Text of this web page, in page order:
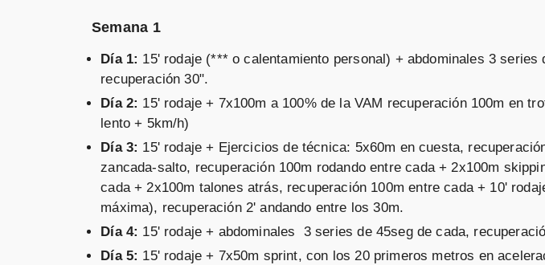
Semana 1
Día 1: 15' rodaje (*** o calentamiento personal) + abdominales 3 series
recuperación 30".
Día 2: 15' rodaje + 7x100m a 100% de la VAM recuperación 100m en
lento + 5km/h)
Día 3: 15' rodaje + Ejercicios de técnica: 5x60m en cuesta,
zancada-salto, recuperación 100m rodando entre cada + 2x100m
cada + 2x100m talones atrás, recuperación 100m entre cada + 10'
máxima), recuperación 2' andando entre los 30m.
Día 4: 15' rodaje + abdominales 3 series de 45seg de cada,
Día 5: 15' rodaje + 7x50m sprint, con los 20 primeros metros en